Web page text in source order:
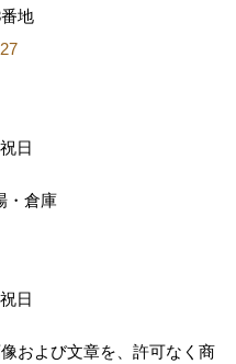
させていただきま
取得する場合は、次
見に対する回答な
のご連絡。
番地
日
・倉庫
日
および文章を、許可なく商